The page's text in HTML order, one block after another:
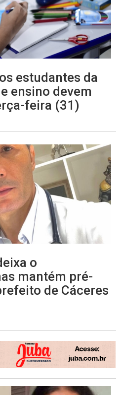
estudantes da
ensino devem
feira (31)
o
mantém pré-
de Cáceres